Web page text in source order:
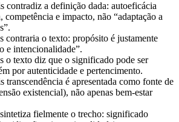
contradiz a definição dada: autoeficácia
e impacto, não “adaptação a
contraria o texto: propósito é justamente
e intencionalidade”.
o texto diz que o significado pode ser
por autenticidade e pertencimento.
transcendência é apresentada como fonte de
existencial), não apenas bem-estar
fielmente o trecho: significado